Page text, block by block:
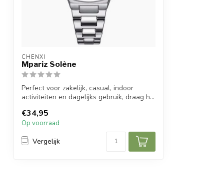
CHENXI
Mpariz Solène
Perfect voor zakelijk, casual, indoor
activiteiten en dagelijks gebruik, draag h...
€34,95
Op voorraad
Vergelijk